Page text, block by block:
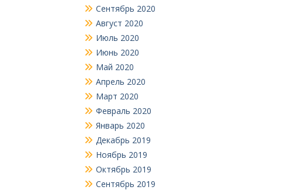
Сентябрь 2020
Август 2020
Июль 2020
Июнь 2020
Май 2020
Апрель 2020
Март 2020
Февраль 2020
Январь 2020
Декабрь 2019
Ноябрь 2019
Октябрь 2019
Сентябрь 2019